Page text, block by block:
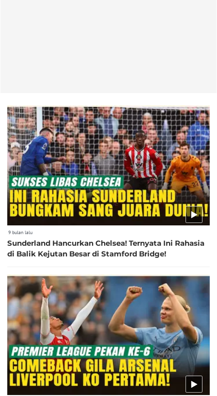
9 bulan lalu
Sunderland Hancurkan Chelsea! Ternyata Ini Rahasia
di Balik Kejutan Besar di Stamford Bridge!